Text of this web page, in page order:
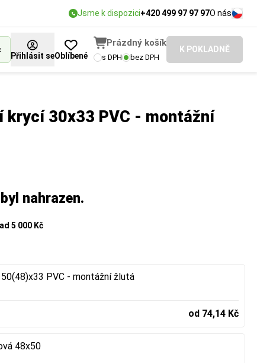
Jsme k dispozici+420 499 97 97 97O nás
Přihlásit seOblíbené
Prázdný košík
s DPH bez DPH
K POKLADNĚ
krycí 30x33 PVC - montážní
nahrazen.
5 000 Kč
PVC - montážní žlutá
od 74,14 Kč
48x50